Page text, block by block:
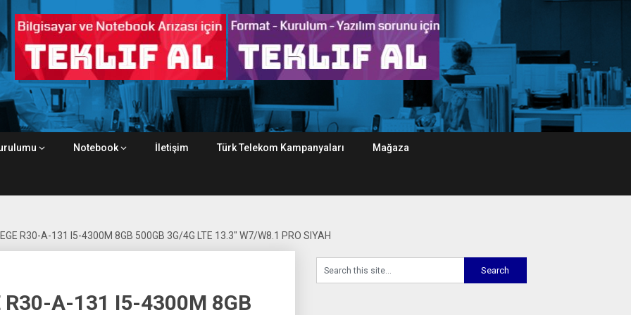
Notebook İletişim Türk Telekom Kampanyaları Mağaza
R30-A-131 I5-4300M 8GB 500GB 3G/4G LTE 13.3″ W7/W8.1 PRO SIYAH
R30-A-131 I5-4300M 8GB